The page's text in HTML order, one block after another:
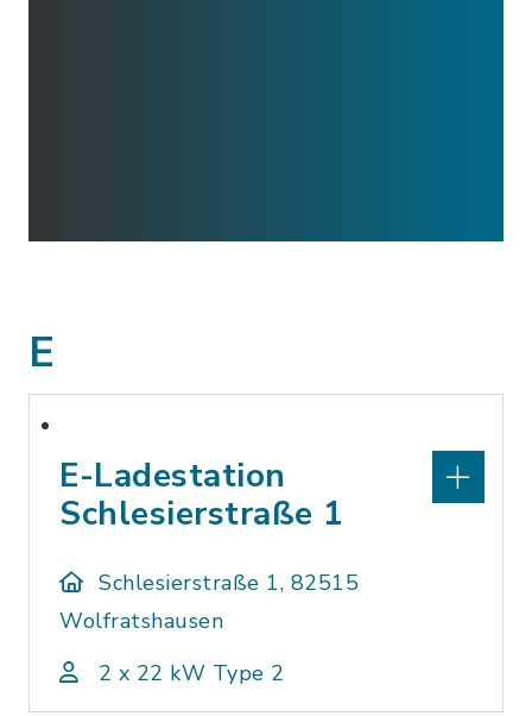
E
E-Ladestation
Schlesierstraße 1
Schlesierstraße 1, 82515
Wolfratshausen
2 x 22 kW Type 2